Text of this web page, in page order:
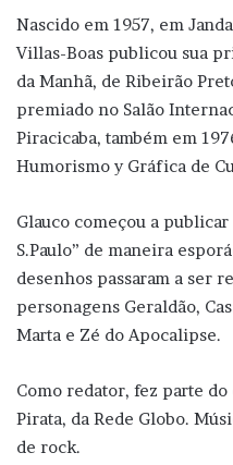
Nascido em 1957, em
Villas-Boas publicou sua
da Manhã, de Ribeirão
premiado no Salão
Piracicaba, também em
Humorismo y Gráfica de
Glauco começou a
S.Paulo” de maneira
desenhos passaram a ser
personagens Geraldão,
Marta e Zé do Apocalipse.
Como redator, fez parte
Pirata, da Rede Globo.
de rock.